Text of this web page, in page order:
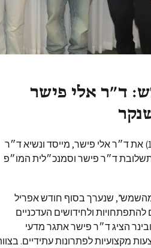
ד״ר אלי פישר
אירחה ביום שני האחרון (15.6.26) את ד״ר אלי פישר, מייסד ונשיא ד״ר
תשלובת ד״ר פישר וסמנכ״לית המו״פ
מהשמש”, שנערך בסוף חודש אפריל
ולחידושים העדכניים
הציג ד״ר פישר אתגר מדעי
מקצועיות לפתרונות עתידיים.